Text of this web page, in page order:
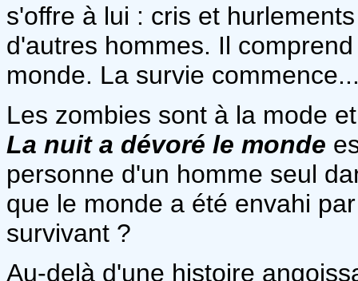
s'offre à lui : cris et
d'autres hommes. Il
monde. La survie
Les zombies sont à la mode
La nuit a dévoré le monde
personne d'un homme seul
que le monde a été envahi
survivant ?
Au-delà d'une histoire